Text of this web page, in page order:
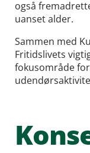
også
uanset alder.
Sammen med
Fritidslivets
fokusområde